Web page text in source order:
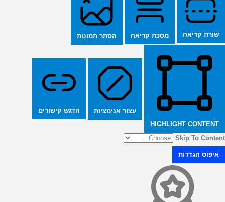
שורת קריאה מסכת קריאה הסתר תמונות
HIGHLIGHT CONTENT
עצור אנימציות הדגש קישורים
Skip To Content
איפוס הגדרות